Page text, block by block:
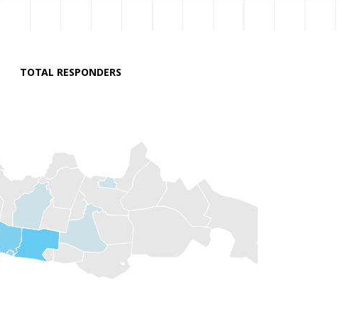
TOTAL RESPONDERS